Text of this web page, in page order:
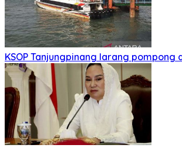
KSOP Tanjungpinang larang